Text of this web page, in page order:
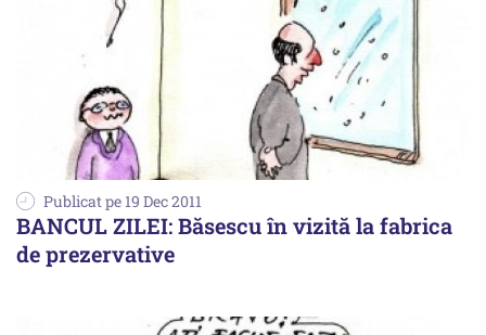
Publicat pe 19 Dec 2011
BANCUL ZILEI: Băsescu în vizită la fabrica
de prezervative